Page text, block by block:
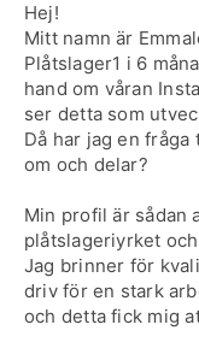
Hej!
Mitt namn är
Plåtslager1 i 6
hand om våran
ser detta som
Då har jag en
om och delar?
Min profil är sådan
plåtslageriyrket
Jag brinner för
driv för en stark
och detta fick mig